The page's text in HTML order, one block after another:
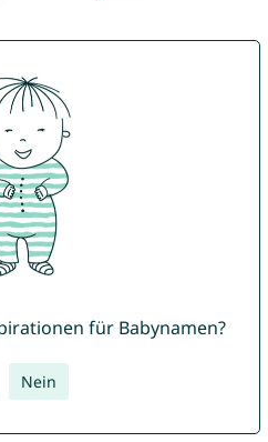
für Babynamen?
Nein